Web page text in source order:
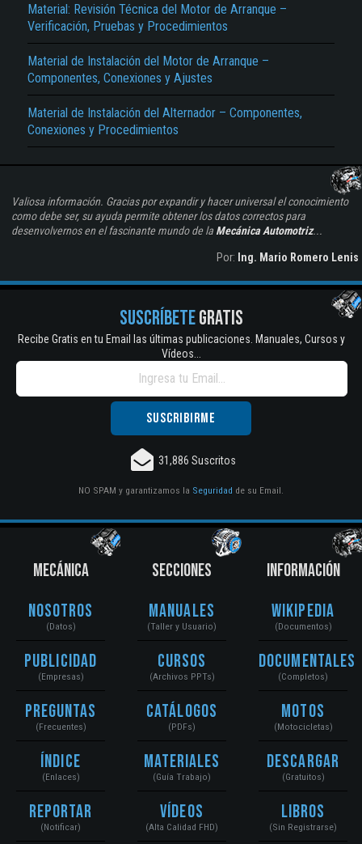
Material: Revisión Técnica del Motor de Arranque –
Verificación, Pruebas y Procedimientos
Material de Instalación del Motor de Arranque –
Componentes, Conexiones y Ajustes
Material de Instalación del Alternador – Componentes,
Conexiones y Procedimientos
Valiosa información. Gracias por expandir y hacer universal el conocimiento
como debe ser, su ayuda permite obtener los datos correctos para
desenvolvernos en el fascinante mundo de la Mecánica Automotriz...
Por: Ing. Mario Romero Lenis
SUSCRÍBETEGRATIS
Recibe Gratis en tu Email las últimas publicaciones. Manuales, Cursos y
Vídeos...
31,886 Suscritos
NO SPAM y garantizamos la Seguridad de su Email.
MECÁNICA
Nosotros
(Datos)
Publicidad
(Empresas)
Preguntas
(Frecuentes)
Índice
(Enlaces)
Reportar
(Notificar)
SECCIONES
Manuales
(Taller y Usuario)
Cursos
(Archivos PPTs)
Catálogos
(PDFs)
Materiales
(Guía Trabajo)
Vídeos
(Alta Calidad FHD)
INFORMACIÓN
Wikipedia
(Documentos)
Documentales
(Completos)
Motos
(Motocicletas)
Descargar
(Gratuitos)
Libros
(Sin Registrarse)